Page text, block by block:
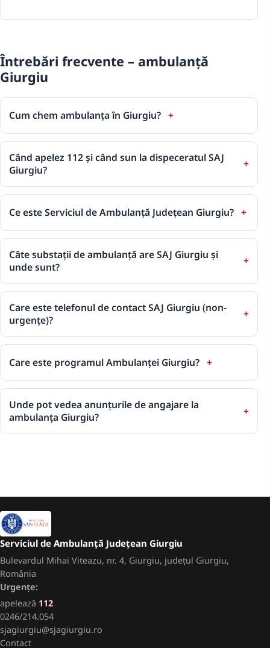
Întrebări frecvente – ambulanță
Giurgiu
Cum chem ambulanța în Giurgiu?
Când apelez 112 și când sun la dispeceratul SAJ
Giurgiu?
Ce este Serviciul de Ambulanță Județean Giurgiu?
Câte substații de ambulanță are SAJ Giurgiu și
unde sunt?
Care este telefonul de contact SAJ Giurgiu (non-
urgențe)?
Care este programul Ambulanței Giurgiu?
Unde pot vedea anunțurile de angajare la
ambulanța Giurgiu?
Serviciul de Ambulanță Județean Giurgiu
Bulevardul Mihai Viteazu, nr. 4, Giurgiu, județul Giurgiu,
România
Urgențe:
apelează 112
0246/214.054
sjagiurgiu@sjagiurgiu.ro
Contact